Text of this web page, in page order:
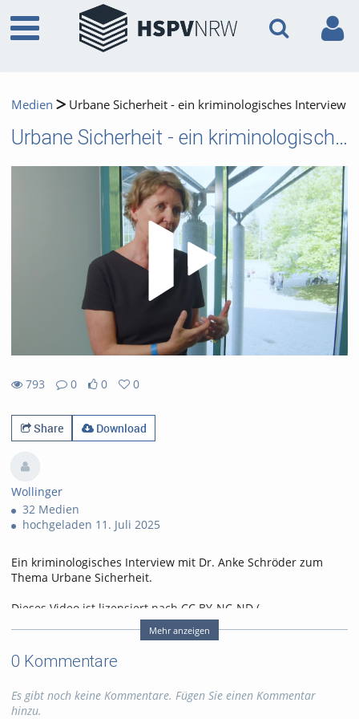
Medien Urbane Sicherheit - ein kriminologisches Interview
Urbane Sicherheit - ein kriminologisches Interview
793
0
0
0
Share
Download
Wollinger
32 Medien
hochgeladen 11. Juli 2025
Ein kriminologisches Interview mit Dr. Anke Schröder zum
Thema Urbane Sicherheit.
Dieses Video ist lizensiert nach CC BY-NC-ND (
Namensnennung - Nicht kommerziell - Keine
https://creativecommons.org/licenses/by-nc-
nd/4.0/legalcode.de
Die Namensnennung bitte wie folgt: "Dr. Gina Rosa Wollinger
Mehr anzeigen
0 Kommentare
Es gibt noch keine Kommentare. Fügen Sie einen Kommentar
hinzu.